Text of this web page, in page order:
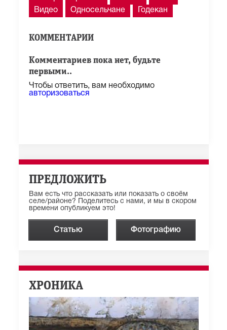
Видео
Односельчане Годекан
КОММЕНТАРИИ
Комментариев пока нет, будьте
первыми..
Чтобы ответить, вам необходимо
авторизоваться
ПРЕДЛОЖИТЬ
Вам есть что рассказать или показать о своём
селе/районе? Поделитесь с нами, и мы в скором
времени опубликуем это!
Статью Фотографию
ХРОНИКА